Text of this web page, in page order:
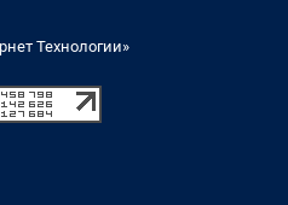
Технологии»